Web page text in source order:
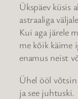
Ükspäev küsis
astraaliga
Kui aga järele
me kõik käime
enamus neist
Ühel ööl
ja see juhtuski.